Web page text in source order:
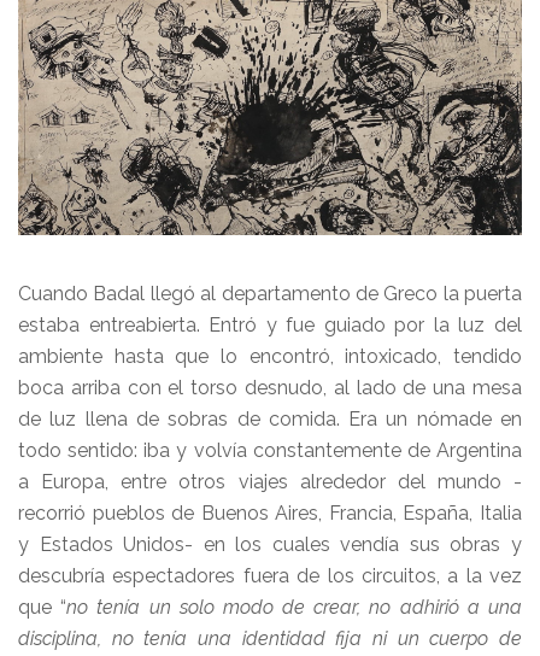
Cuando Badal llegó al departamento de Greco la puerta
estaba entreabierta. Entró y fue guiado por la luz del
ambiente hasta que lo encontró, intoxicado, tendido
boca arriba con el torso desnudo, al lado de una mesa
de luz llena de sobras de comida. Era un nómade en
todo sentido: iba y volvía constantemente de Argentina
a Europa, entre otros viajes alrededor del mundo -
recorrió pueblos de Buenos Aires, Francia, España, Italia
y Estados Unidos- en los cuales vendía sus obras y
descubría espectadores fuera de los circuitos, a la vez
que “no tenía un solo modo de crear, no adhirió a una
disciplina, no tenía una identidad fija ni un cuerpo de